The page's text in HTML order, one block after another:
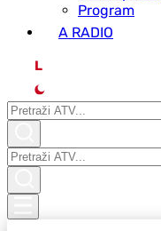
Program
A RADIO
L